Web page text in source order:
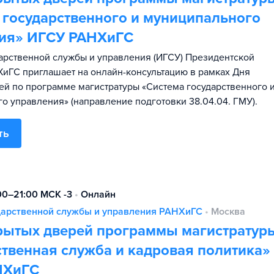
и муниципального
ИГСУ РАНХиГС
службы и управления (ИГСУ) Президентской
приглашает на онлайн-консультацию в рамках Дня
по программе магистратуры «Система государственного
управления» (направление подготовки 38.04.04. ГМУ).
МСК -3 • Онлайн
службы и управления РАНХиГС • Москва
дверей программы
служба и кадровая политика»